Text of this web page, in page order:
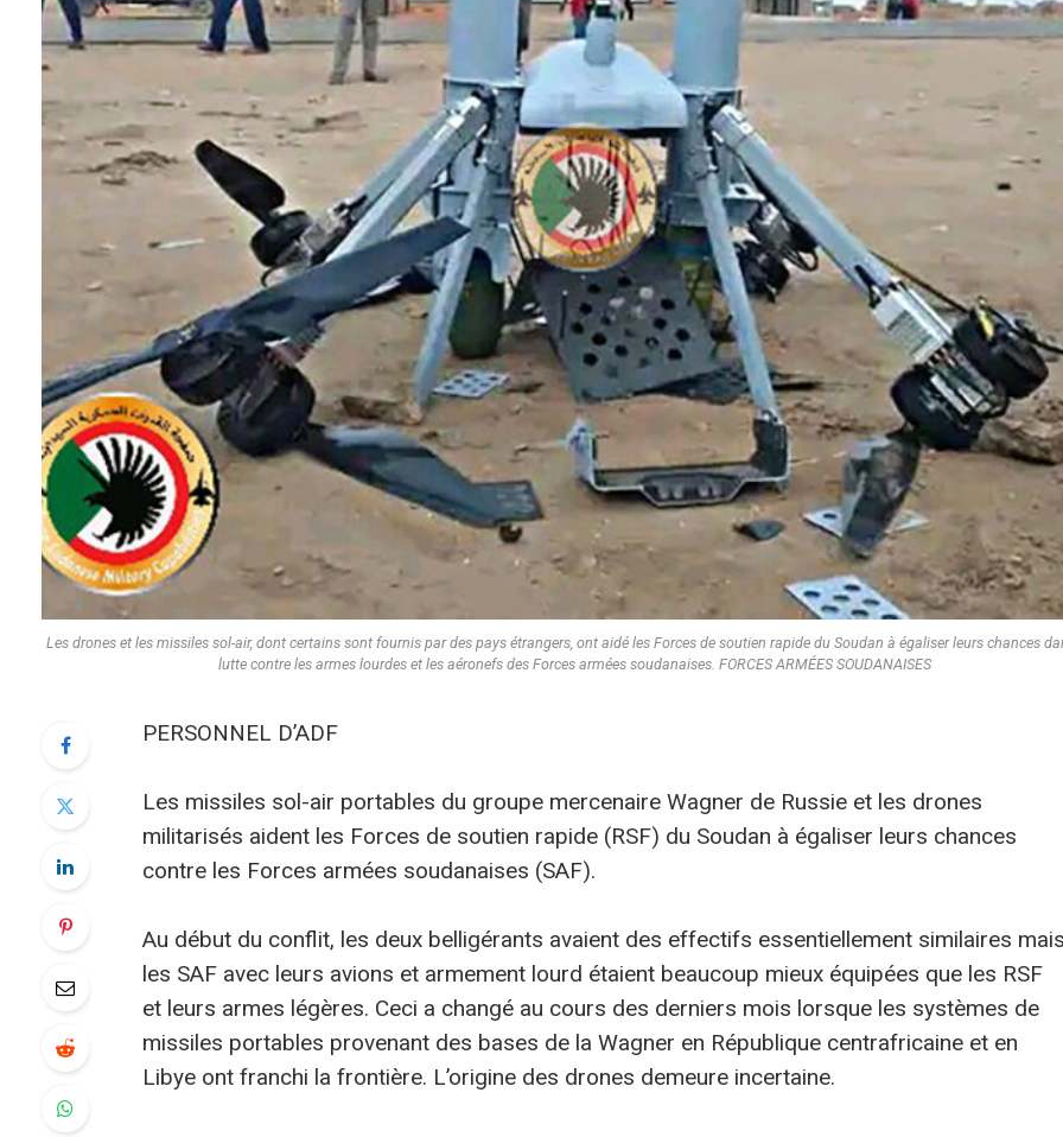
Les drones et les missiles sol-air, dont certains sont fournis par des pays étrangers, ont aidé les Forces de soutien rapide du Soudan à égaliser leurs chances
lutte contre les armes lourdes et les aéronefs des Forces armées soudanaises. FORCES ARMÉES SOUDANAISES
PERSONNEL D’ADF
Les missiles sol-air portables du groupe mercenaire Wagner de Russie et les drones
militarisés aident les Forces de soutien rapide (RSF) du Soudan à égaliser leurs chances
contre les Forces armées soudanaises (SAF).
Au début du conflit, les deux belligérants avaient des effectifs essentiellement similaires
les SAF avec leurs avions et armement lourd étaient beaucoup mieux équipées que les RSF
et leurs armes légères. Ceci a changé au cours des derniers mois lorsque les systèmes de
missiles portables provenant des bases de la Wagner en République centrafricaine et en
Libye ont franchi la frontière. L’origine des drones demeure incertaine.